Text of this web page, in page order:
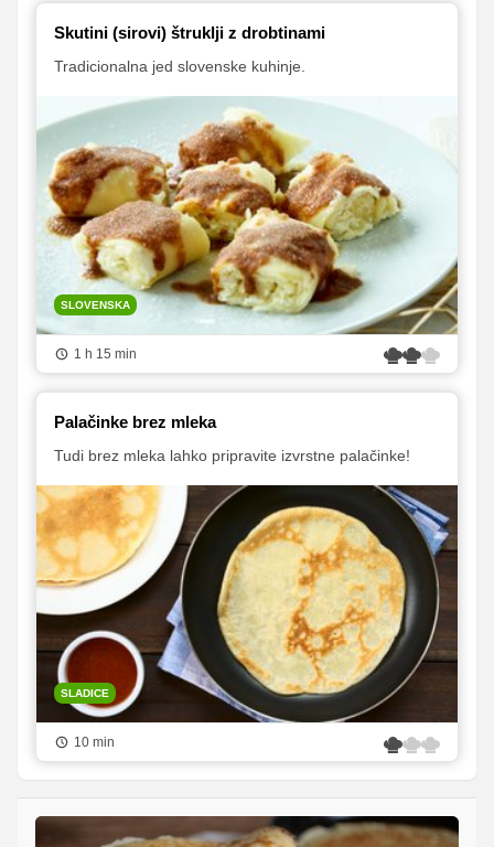
Skutini (sirovi) štruklji z drobtinami
Tradicionalna jed slovenske kuhinje.
SLOVENSKA
1 h 15 min
Palačinke brez mleka
Tudi brez mleka lahko pripravite izvrstne palačinke!
SLADICE
10 min